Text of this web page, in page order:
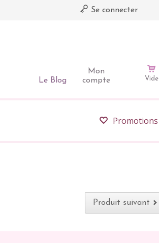
Se connecter
Mon
compte
Le Blog Vide
Promotions
Produit suivant